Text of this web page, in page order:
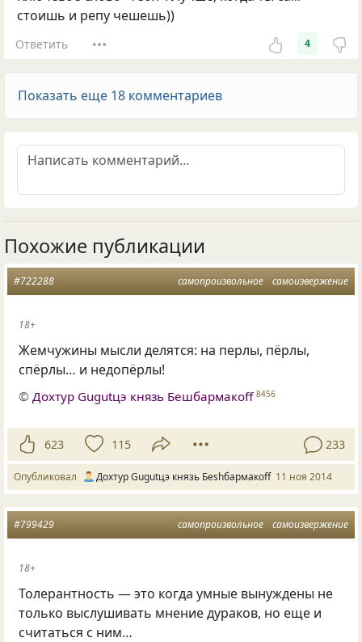
стоишь и репу чешешь))
Ответить 4
Показать еще 18 комментариев
Похожие публикации
самопроизвольное самоизвержение
#722288
18+
Жемчужины мысли делятся: на перлы, пёрлы,
спёрлы… и недопёрлы!
© Дохтур Gugutцэ князь Бешбармакоff 8456
623 115 233
Опубликовал Дохтур Gugutцэ князь Беshбармакоff 11 ноя 2014
самопроизвольное самоизвержение
#799429
18+
Толерантность — это когда умные вынуждены не
только выслушивать мнение дураков, но еще и
считаться с ним…